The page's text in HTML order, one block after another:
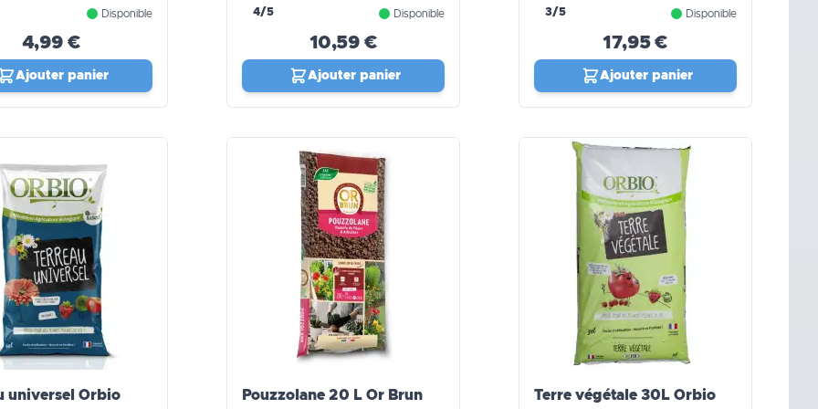
Disponible
4,99 €
Ajouter panier
4/5 Disponible
10,59 €
Ajouter panier
SUBITO
3/5 Disponible
17,95 €
Ajouter panier
universel Orbio Pouzzolane 20 L Or Brun Terre végétale 30L Orbio